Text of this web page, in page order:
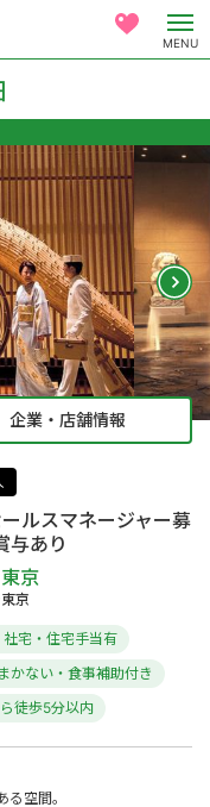
MENU
企業・店舗情報
ルスマネージャー募
与あり
京
京
社宅・住宅手当有
まかない・食事補助付き
徒歩5分以内
空間。